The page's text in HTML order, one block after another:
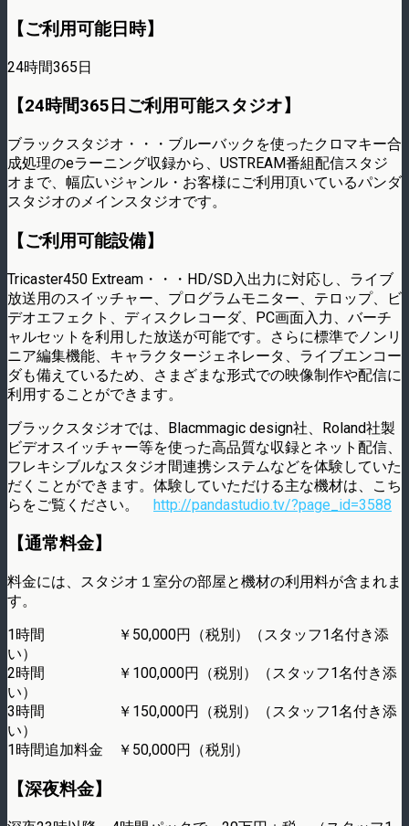
【ご利用可能日時】
24時間365日
【24時間365日ご利用可能スタジオ】
ブラックスタジオ・・・ブルーバックを使ったクロマキー合
成処理のeラーニング収録から、USTREAM番組配信スタジ
オまで、幅広いジャンル・お客様にご利用頂いているパンダ
スタジオのメインスタジオです。
【ご利用可能設備】
Tricaster450 Extream・・・HD/SD入出力に対応し、ライブ
放送用のスイッチャー、プログラムモニター、テロップ、ビ
デオエフェクト、ディスクレコーダ、PC画面入力、バーチ
ャルセットを利用した放送が可能です。さらに標準でノンリ
ニア編集機能、キャラクタージェネレータ、ライブエンコー
ダも備えているため、さまざまな形式での映像制作や配信に
利用することができます。
ブラックスタジオでは、Blacmmagic design社、Roland社製
ビデオスイッチャー等を使った高品質な収録とネット配信、
フレキシブルなスタジオ間連携システムなどを体験していた
だくことができます。体験していただける主な機材は、こち
らをご覧ください。 http://pandastudio.tv/?page_id=3588
【通常料金】
料金には、スタジオ１室分の部屋と機材の利用料が含まれま
す。
1時間 ￥50,000円（税別）（スタッフ1名付き添
い）
2時間 ￥100,000円（税別）（スタッフ1名付き添
い）
3時間 ￥150,000円（税別）（スタッフ1名付き添
い）
1時間追加料金 ￥50,000円（税別）
【深夜料金】